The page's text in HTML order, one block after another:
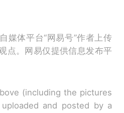
媒体平台“网易号”作者上传
点。网易仅提供信息发布平
(including the pictures
and posted by a